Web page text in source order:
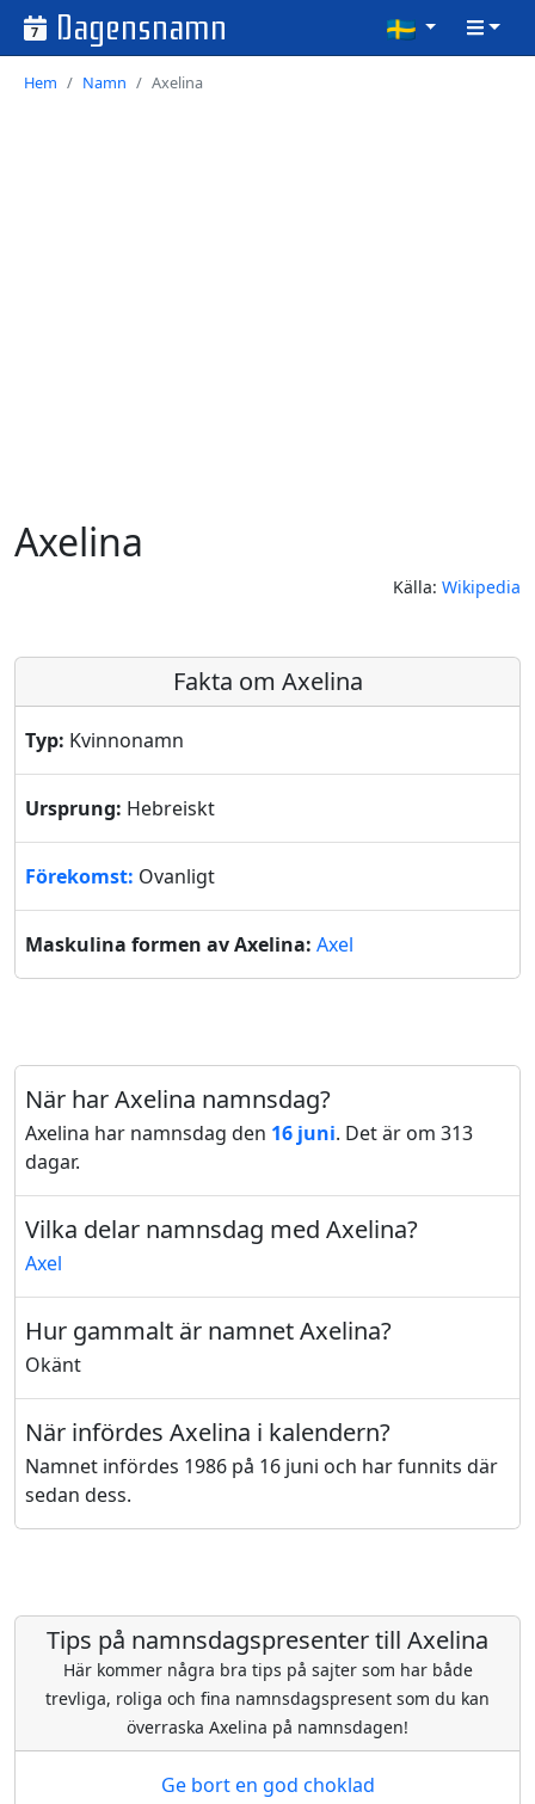
7 Dagensnamn
Hem Namn Axelina
Axelina
Källa: Wikipedia
Fakta om Axelina
Typ: Kvinnonamn
Ursprung: Hebreiskt
Förekomst: Ovanligt
Maskulina formen av Axelina: Axel
När har Axelina namnsdag?
Axelina har namnsdag den 16 juni. Det är om 313
dagar.
Vilka delar namnsdag med Axelina?
Axel
Hur gammalt är namnet Axelina?
Okänt
När infördes Axelina i kalendern?
Namnet infördes 1986 på 16 juni och har funnits där
sedan dess.
Tips på namnsdagspresenter till Axelina
Här kommer några bra tips på sajter som har både
trevliga, roliga och fina namnsdagspresent som du kan
överraska Axelina på namnsdagen!
Ge bort en god choklad